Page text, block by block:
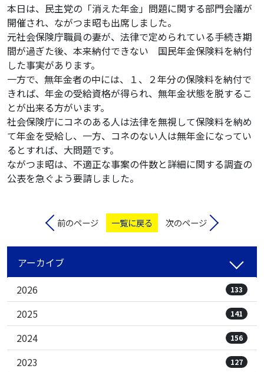
本日は、民主党の「消えた年金」問題に関する部門会議が
開催され、ながつま昭も出席しました。
元社会保険庁職員の妻が、法律で定められている手続き期
間が過ぎた後、本来納付できない 国民年金保険料を納付
した事実があります。
一方で、無年金者の中には、１、２年分の保険料を納付で
きれば、年金の受給資格が得られ、無年金状態を脱するこ
とが出来る方がいます。
社会保険庁にコネのある人は法律を無視して保険料を納め
て年金を受給し、一方、コネのない人は無年金になってい
るとすれば、大問題です。
ながつま昭は、不適正な事案の件数と詳細に関する調査の
公表を急ぐよう要請しました。
前のページ 一覧に戻る 次のページ
アーカイブ
2026
133
2025 141
2024 156
2023 127